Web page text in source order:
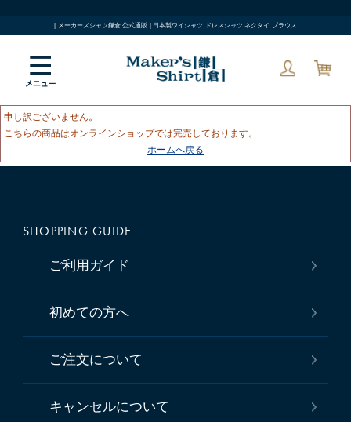
| メーカーズシャツ鎌倉 公式通販 | 日本製ワイシャツ ドレスシャツ ネクタイ ブラウス
申し訳ございません。
こちらの商品はオンラインショップでは完売しております。
ホームへ戻る
SHOPPING GUIDE
ご利用ガイド
初めての方へ
ご注文について
キャンセルについて